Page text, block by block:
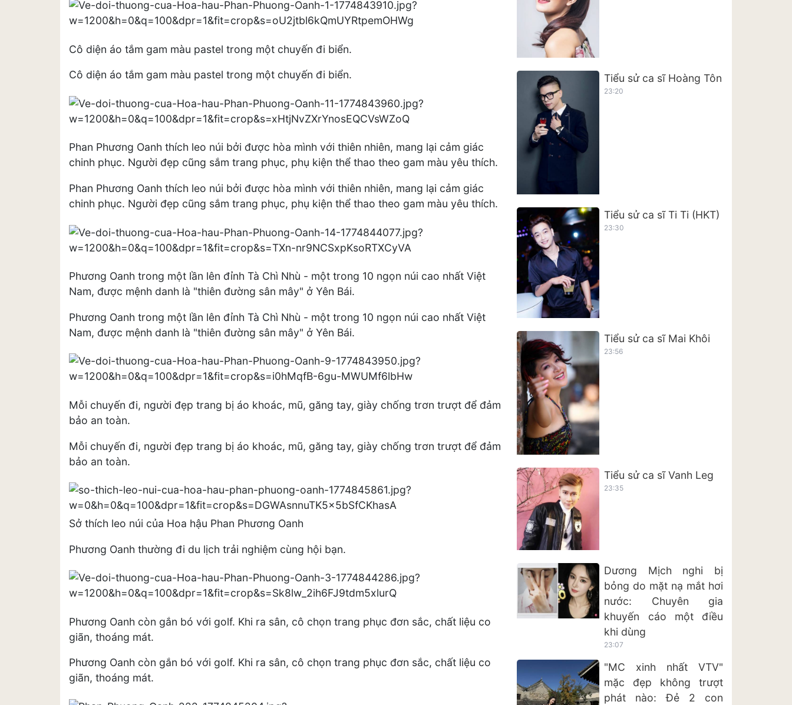
Cô diện áo tắm gam màu pastel trong một chuyến đi biển.
Cô diện áo tắm gam màu pastel trong một chuyến đi biển.
Phan Phương Oanh thích leo núi bởi được hòa mình với thiên nhiên, mang lại cảm giác
chinh phục. Người đẹp cũng sắm trang phục, phụ kiện thể thao theo gam màu yêu thích.
Phan Phương Oanh thích leo núi bởi được hòa mình với thiên nhiên, mang lại cảm giác
chinh phục. Người đẹp cũng sắm trang phục, phụ kiện thể thao theo gam màu yêu thích.
Phương Oanh trong một lần lên đỉnh Tà Chì Nhù - một trong 10 ngọn núi cao nhất Việt
Nam, được mệnh danh là "thiên đường sân mây" ở Yên Bái.
Phương Oanh trong một lần lên đỉnh Tà Chì Nhù - một trong 10 ngọn núi cao nhất Việt
Nam, được mệnh danh là "thiên đường sân mây" ở Yên Bái.
Mỗi chuyến đi, người đẹp trang bị áo khoác, mũ, găng tay, giày chống trơn trượt để đảm
bảo an toàn.
Mỗi chuyến đi, người đẹp trang bị áo khoác, mũ, găng tay, giày chống trơn trượt để đảm
bảo an toàn.
Sở thích leo núi của Hoa hậu Phan Phương Oanh
Phương Oanh thường đi du lịch trải nghiệm cùng hội bạn.
Phương Oanh còn gắn bó với golf. Khi ra sân, cô chọn trang phục đơn sắc, chất liệu co
giãn, thoáng mát.
Phương Oanh còn gắn bó với golf. Khi ra sân, cô chọn trang phục đơn sắc, chất liệu co
giãn, thoáng mát.
Tiểu sử ca sĩ Hoàng Tôn
23:20
Tiểu sử ca sĩ Ti Ti (HKT)
23:30
Tiểu sử ca sĩ Mai Khôi
23:56
Tiểu sử ca sĩ Vanh Leg
23:35
Dương Mịch nghi bị
bỏng do mặt nạ mắt hơi
nước: Chuyên gia
khuyến cáo một điều
khi dùng
23:07
"MC xinh nhất VTV"
mặc đẹp không trượt
phát nào: Đẻ 2 con